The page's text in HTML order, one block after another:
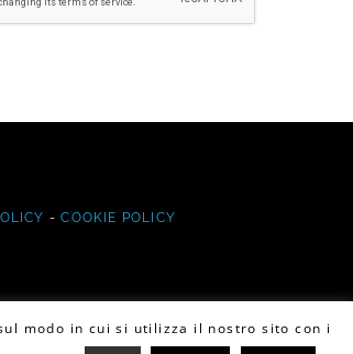
-COOKIE POLICY
modo in cui si utilizza il nostro sito con i